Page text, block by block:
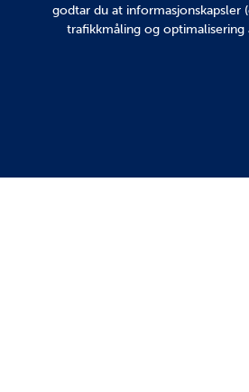
godtar du at informasjonskapsler
trafikkmåling og optimalisering